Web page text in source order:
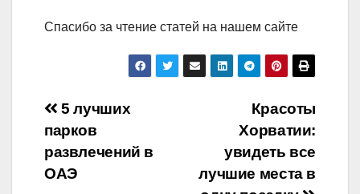
Спасибо за чтение статей на нашем сайте
Навигация
по
записям
Красоты
Хорватии:
увидеть все
лучшие места в
5 лучших
парков
развлечений в
ОАЭ